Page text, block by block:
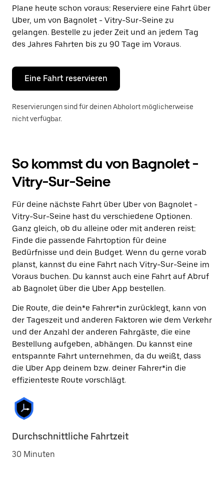
ein
Datum
auszuwählen.
Drücke
die
Escape-
um
den
Kalender
schließen.
Plane heute schon voraus: Reserviere eine Fahrt über
Uber, um von Bagnolet - Vitry-Sur-Seine zu
gelangen. Bestelle zu jeder Zeit und an jedem Tag
des Jahres Fahrten bis zu 90 Tage im Voraus.
Eine Fahrt reservieren
Reservierungen sind für deinen Abholort möglicherweise
nicht verfügbar.
So kommst du von Bagnolet -
Vitry-Sur-Seine
Für deine nächste Fahrt über Uber von Bagnolet -
Vitry-Sur-Seine hast du verschiedene Optionen.
Ganz gleich, ob du alleine oder mit anderen reist:
Finde die passende Fahrtoption für deine
Bedürfnisse und dein Budget. Wenn du gerne vorab
planst, kannst du eine Fahrt nach Vitry-Sur-Seine im
Voraus buchen. Du kannst auch eine Fahrt auf Abruf
ab Bagnolet über die Uber App bestellen.
Die Route, die dein*e Fahrer*in zurücklegt, kann von
der Tageszeit und anderen Faktoren wie dem Verkehr
und der Anzahl der anderen Fahrgäste, die eine
Bestellung aufgeben, abhängen. Du kannst eine
entspannte Fahrt unternehmen, da du weißt, dass
die Uber App deinem bzw. deiner Fahrer*in die
effizienteste Route vorschlägt.
Durchschnittliche Fahrtzeit
30 Minuten